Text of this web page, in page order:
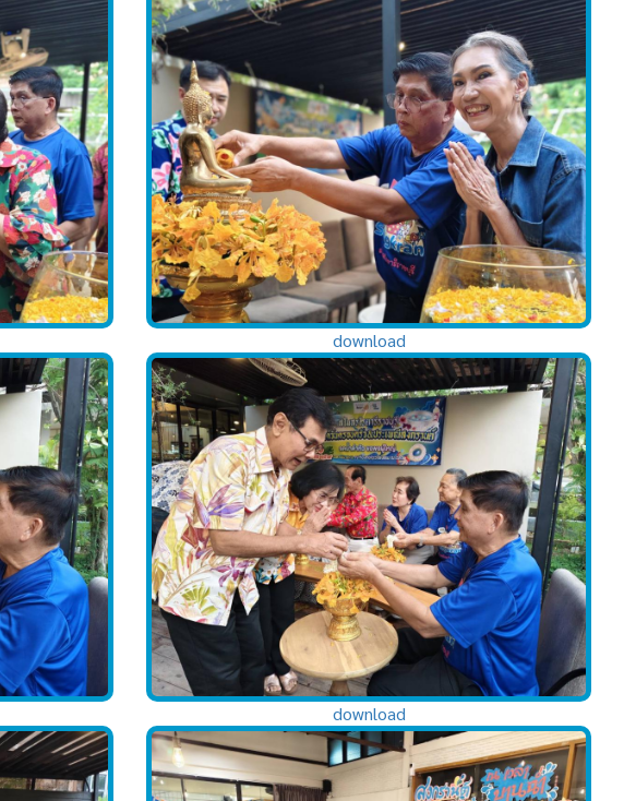
download
download